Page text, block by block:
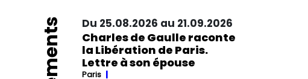
Du 25.08.2026 au 21.09.2026
Charles de Gaulle raconte
la Libération de Paris.
Lettre à son épouse
Paris